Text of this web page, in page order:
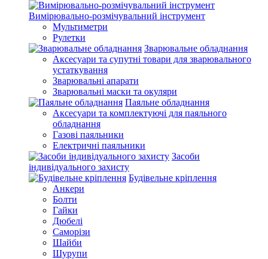
Вимірювально-розмічувальний інструмент
Мультиметри
Рулетки
Зварювальне обладнання
Аксесуари та супутні товари для зварювального
устаткування
Зварювальні апарати
Зварювальні маски та окуляри
Паяльне обладнання
Аксесуари та комплектуючі для паяльного
обладнання
Газові паяльники
Електричні паяльники
Засоби
індивідуального захисту
Будівельне кріплення
Анкери
Болти
Гайки
Дюбелі
Саморізи
Шайби
Шурупи